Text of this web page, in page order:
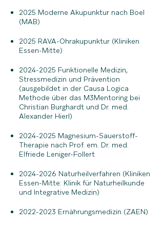
2025 Moderne Akupunktur nach Boel
(MAB)
2025 RAVA-Ohrakupunktur (Kliniken
Essen-Mitte)
2024-2025 Funktionelle Medizin,
Stressmedizin und Prävention
(ausgebildet in der Causa Logica
Methode über das M3Mentoring bei
Christian Burghardt und Dr. med.
Alexander Hierl)
2024-2025 Magnesium-Sauerstoff-
Therapie nach Prof. em. Dr. med.
Elfriede Leniger-Follert
2024-2026 Naturheilverfahren (Kliniken
Essen-Mitte: Klinik für Naturheilkunde
und Integrative Medizin)​
2022-2023 Ernährungsmedizin (ZAEN)